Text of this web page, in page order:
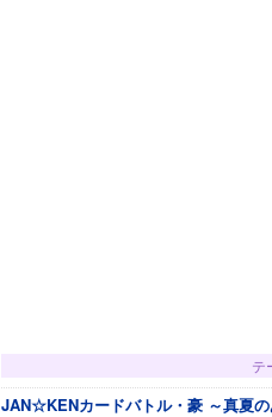
テ
JAN☆KENカードバトル・豪 ～真夏